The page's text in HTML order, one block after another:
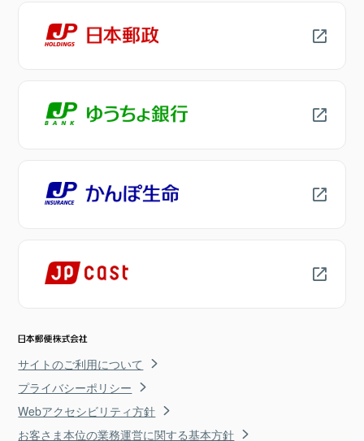
サイトのご利用について
プライバシーポリシー
Webアクセシビリティ方針
お客さま本位の業務運営に関する基本方針